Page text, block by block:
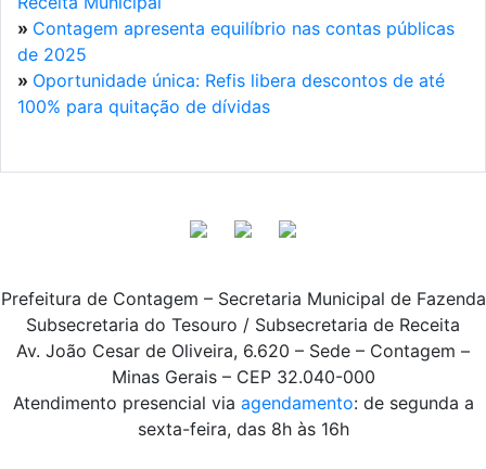
» Contagem apresenta equilíbrio nas contas públicas
de 2025
» Oportunidade única: Refis libera descontos de até
100% para quitação de dívidas
Prefeitura de Contagem – Secretaria Municipal de Fazenda
Subsecretaria do Tesouro / Subsecretaria de Receita
Av. João Cesar de Oliveira, 6.620 – Sede – Contagem –
Minas Gerais – CEP 32.040-000
Atendimento presencial via agendamento: de segunda a
sexta-feira, das 8h às 16h